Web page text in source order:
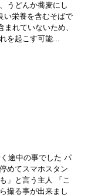
うどんか蕎麦にし
い栄養を含むそばで
れていないため、
を起こす可能...
途中の事でした パ
めてスマホスタン
」と言う主人 「こ
撮る事が出来まし